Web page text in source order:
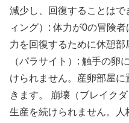
減少し、回復することは
ィング）: 体力が0の冒険
力を回復するために休憩
（パラサイト）: 触手の卵
けられません。産卵部屋
きます。 崩壊（ブレイク
生産を続けられません。